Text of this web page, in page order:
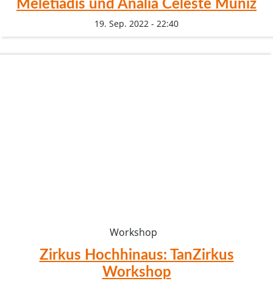
Meletiadis und Analia Celeste Muñiz
19. Sep. 2022 - 22:40
Workshop
Zirkus Hochhinaus: TanZirkus
Workshop